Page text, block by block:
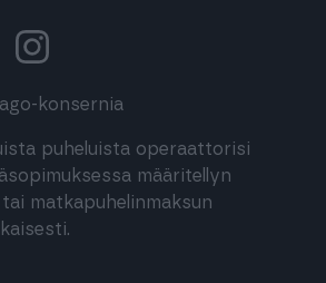
konsernia
puheluista operaattorisi
määritellyn
matkapuhelinmaksun